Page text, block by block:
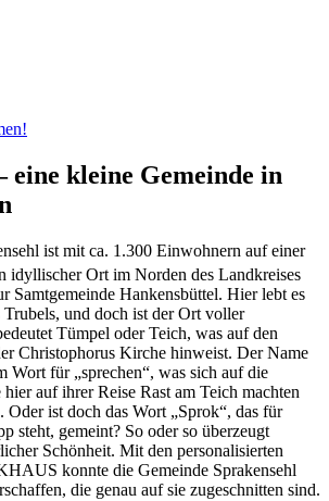
eine kleine Gemeinde in
ist mit ca. 1.300 Einwohnern auf einer
idyllischer Ort im Norden des Landkreises
Samtgemeinde Hankensbüttel. Hier lebt es
Trubels, und doch ist der Ort voller
Tümpel oder Teich, was auf den
Christophorus Kirche hinweist. Der Name
Wort für „sprechen“, was sich auf die
auf ihrer Reise Rast am Teich machten
Oder ist doch das Wort „Sprok“, das für
steht, gemeint? So oder so überzeugt
Schönheit. Mit den personalisierten
konnte die Gemeinde Sprakensehl
die genau auf sie zugeschnitten sind.